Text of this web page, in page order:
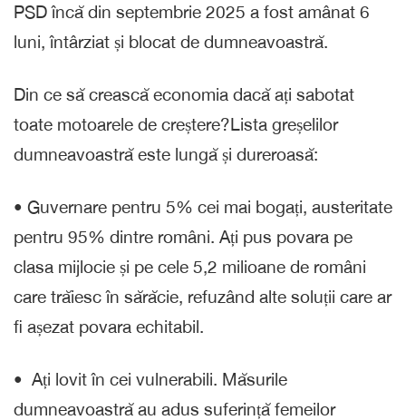
PSD încă din septembrie 2025 a fost amânat 6
luni, întârziat și blocat de dumneavoastră.
Din ce să crească economia dacă ați sabotat
toate motoarele de creștere?Lista greșelilor
dumneavoastră este lungă și dureroasă:
•⁠ ⁠Guvernare pentru 5% cei mai bogați, austeritate
pentru 95% dintre români. Ați pus povara pe
clasa mijlocie și pe cele 5,2 milioane de români
care trăiesc în sărăcie, refuzând alte soluții care ar
fi așezat povara echitabil.
•⁠ ⁠Ați lovit în cei vulnerabili. Măsurile
dumneavoastră au adus suferință femeilor